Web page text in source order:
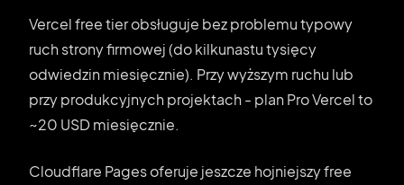
Vercel free tier obsługuje bez problemu typowy
ruch strony firmowej (do kilkunastu tysięcy
odwiedzin miesięcznie). Przy wyższym ruchu lub
przy produkcyjnych projektach - plan Pro Vercel to
~20 USD miesięcznie.
Cloudflare Pages oferuje jeszcze hojniejszy free